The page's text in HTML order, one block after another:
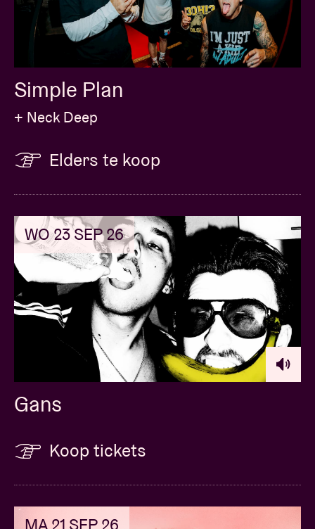
Simple Plan
+ Neck Deep
Elders te koop
WO 23 SEP 26
Gans
Koop tickets